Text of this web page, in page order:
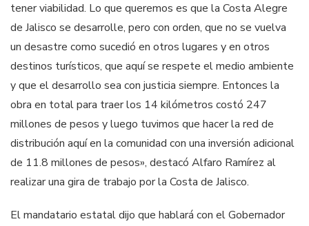
tener viabilidad. Lo que queremos es que la Costa Alegre
de Jalisco se desarrolle, pero con orden, que no se vuelva
un desastre como sucedió en otros lugares y en otros
destinos turísticos, que aquí se respete el medio ambiente
y que el desarrollo sea con justicia siempre. Entonces la
obra en total para traer los 14 kilómetros costó 247
millones de pesos y luego tuvimos que hacer la red de
distribución aquí en la comunidad con una inversión adicional
de 11.8 millones de pesos», destacó Alfaro Ramírez al
realizar una gira de trabajo por la Costa de Jalisco.
El mandatario estatal dijo que hablará con el Gobernador